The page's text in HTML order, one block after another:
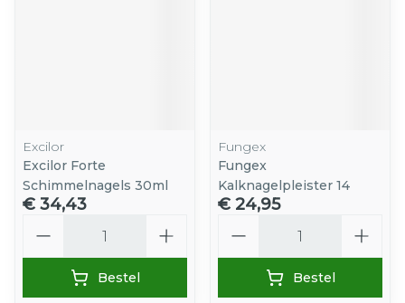
Excilor
Excilor Forte
Schimmelnagels 30ml
€ 34,43
Bestel
Fungex
Fungex
Kalknagelpleister 14
€ 24,95
Bestel